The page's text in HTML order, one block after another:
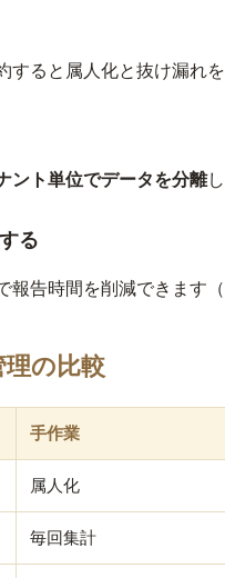
すると属人化と抜け漏れ
ント単位でデータを分離
る
報告時間を削減できます（
理の比較
手作業
属人化
毎回集計